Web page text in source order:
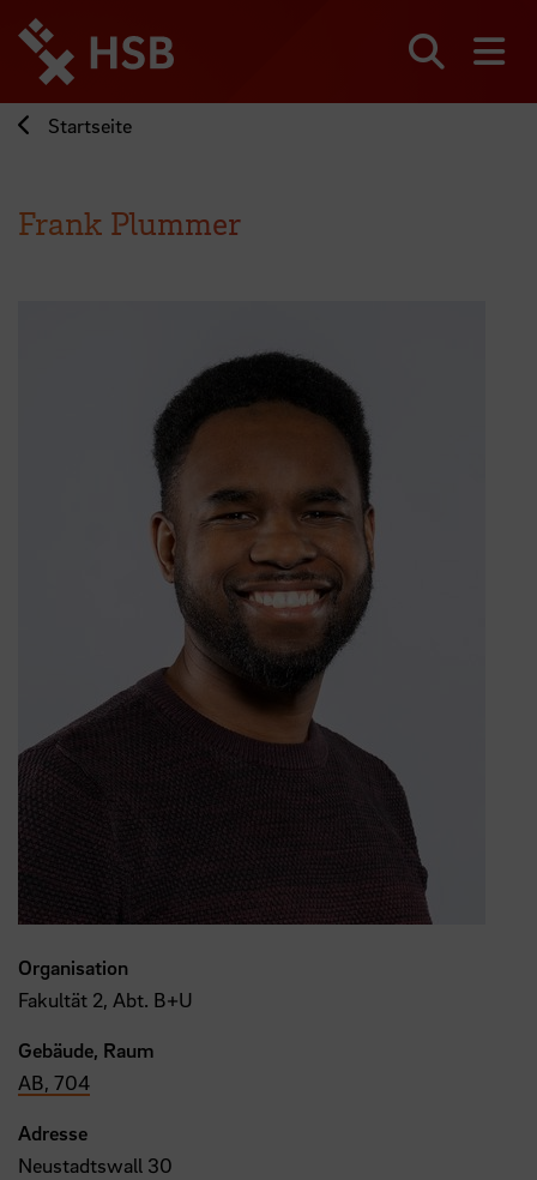
zum
Seiteninhalt
springen
Startseite
Frank Plummer
Organisation
Fakultät 2, Abt. B+U
Gebäude, Raum
AB, 704
Adresse
Neustadtswall 30